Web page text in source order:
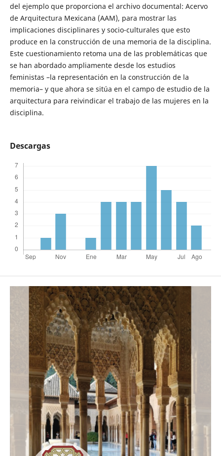
del ejemplo que proporciona el archivo documental: Acervo
de Arquitectura Mexicana (AAM), para mostrar las
implicaciones disciplinares y socio-culturales que esto
produce en la construcción de una memoria de la disciplina.
Este cuestionamiento retoma una de las problemáticas que
se han abordado ampliamente desde los estudios
feministas –la representación en la construcción de la
memoria– y que ahora se sitúa en el campo de estudio de la
arquitectura para reivindicar el trabajo de las mujeres en la
disciplina.
Descargas